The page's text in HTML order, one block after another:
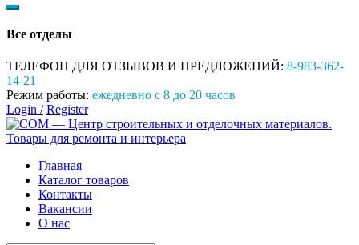
Все отделы
ТЕЛЕФОН ДЛЯ ОТЗЫВОВ И ПРЕДЛОЖЕНИЙ: 8-983-362-
14-21
Режим работы: ежедневно с 8 до 20 часов
Login / Register
Главная
Каталог товаров
Контакты
Вакансии
О нас